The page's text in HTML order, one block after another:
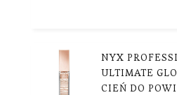
NYX
ULTIMATE
CIEŃ DO